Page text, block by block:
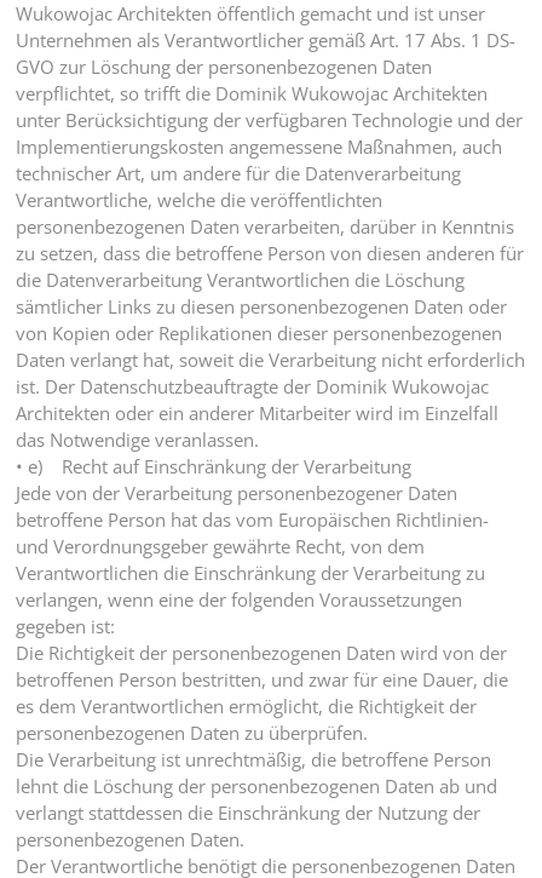
Wukowojac Architekten öffentlich gemacht und ist unser
Unternehmen als Verantwortlicher gemäß Art. 17 Abs. 1 DS-
GVO zur Löschung der personenbezogenen Daten
verpflichtet, so trifft die Dominik Wukowojac Architekten
unter Berücksichtigung der verfügbaren Technologie und der
Implementierungskosten angemessene Maßnahmen, auch
technischer Art, um andere für die Datenverarbeitung
Verantwortliche, welche die veröffentlichten
personenbezogenen Daten verarbeiten, darüber in Kenntnis
zu setzen, dass die betroffene Person von diesen anderen für
die Datenverarbeitung Verantwortlichen die Löschung
sämtlicher Links zu diesen personenbezogenen Daten oder
von Kopien oder Replikationen dieser personenbezogenen
Daten verlangt hat, soweit die Verarbeitung nicht erforderlich
ist. Der Datenschutzbeauftragte der Dominik Wukowojac
Architekten oder ein anderer Mitarbeiter wird im Einzelfall
das Notwendige veranlassen.
• e) Recht auf Einschränkung der Verarbeitung
Jede von der Verarbeitung personenbezogener Daten
betroffene Person hat das vom Europäischen Richtlinien-
und Verordnungsgeber gewährte Recht, von dem
Verantwortlichen die Einschränkung der Verarbeitung zu
verlangen, wenn eine der folgenden Voraussetzungen
gegeben ist:
Die Richtigkeit der personenbezogenen Daten wird von der
betroffenen Person bestritten, und zwar für eine Dauer, die
es dem Verantwortlichen ermöglicht, die Richtigkeit der
personenbezogenen Daten zu überprüfen.
Die Verarbeitung ist unrechtmäßig, die betroffene Person
lehnt die Löschung der personenbezogenen Daten ab und
verlangt stattdessen die Einschränkung der Nutzung der
personenbezogenen Daten.
Der Verantwortliche benötigt die personenbezogenen Daten